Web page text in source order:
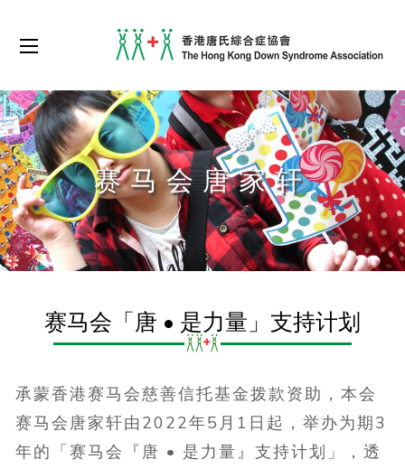
赛马会唐家轩
赛马会「唐 • 是力量」支持计划
承蒙香港赛马会慈善信托基金拨款资助，本会
赛马会唐家轩由2022年5月1日起，举办为期3
年的「赛马会『唐 • 是力量』支持计划」，透